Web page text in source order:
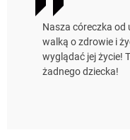
Nasza córeczka
walką o zdrowie i
wyglądać jej życie!
żadnego dziecka!